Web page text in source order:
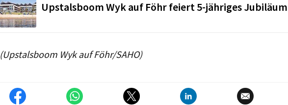
Upstalsboom Wyk auf Föhr feiert 5-jähriges Jubiläum
(Upstalsboom Wyk auf Föhr/SAHO)